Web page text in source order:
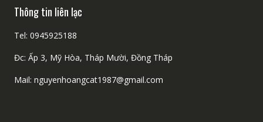
Thông tin liên lạc
Tel: 0945925188
Đc: Ấp 3, Mỹ Hòa, Tháp Mười, Đồng Tháp
Mail: nguyenhoangcat1987@gmail.com